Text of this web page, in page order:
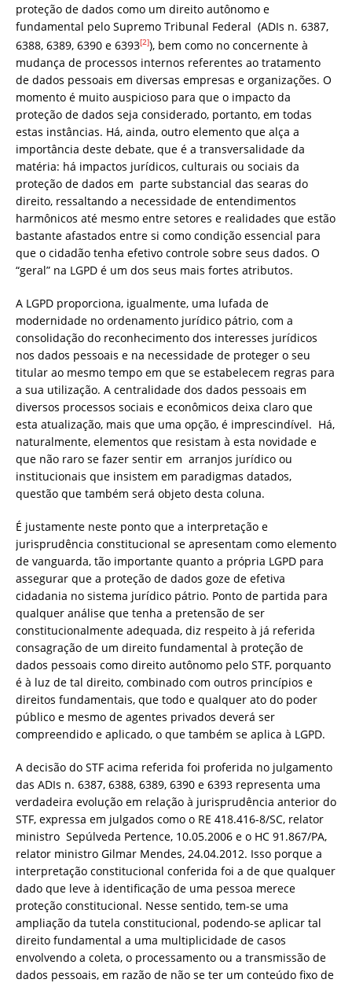
proteção de dados como um direito autônomo e
fundamental pelo Supremo Tribunal Federal (ADIs n. 6387,
6388, 6389, 6390 e 6393[2]), bem como no concernente à
mudança de processos internos referentes ao tratamento
de dados pessoais em diversas empresas e organizações. O
momento é muito auspicioso para que o impacto da
proteção de dados seja considerado, portanto, em todas
estas instâncias. Há, ainda, outro elemento que alça a
importância deste debate, que é a transversalidade da
matéria: há impactos jurídicos, culturais ou sociais da
proteção de dados em parte substancial das searas do
direito, ressaltando a necessidade de entendimentos
harmônicos até mesmo entre setores e realidades que estão
bastante afastados entre si como condição essencial para
que o cidadão tenha efetivo controle sobre seus dados. O
“geral” na LGPD é um dos seus mais fortes atributos.
A LGPD proporciona, igualmente, uma lufada de
modernidade no ordenamento jurídico pátrio, com a
consolidação do reconhecimento dos interesses jurídicos
nos dados pessoais e na necessidade de proteger o seu
titular ao mesmo tempo em que se estabelecem regras para
a sua utilização. A centralidade dos dados pessoais em
diversos processos sociais e econômicos deixa claro que
esta atualização, mais que uma opção, é imprescindível. Há,
naturalmente, elementos que resistam à esta novidade e
que não raro se fazer sentir em arranjos jurídico ou
institucionais que insistem em paradigmas datados,
questão que também será objeto desta coluna.
É justamente neste ponto que a interpretação e
jurisprudência constitucional se apresentam como elemento
de vanguarda, tão importante quanto a própria LGPD para
assegurar que a proteção de dados goze de efetiva
cidadania no sistema jurídico pátrio. Ponto de partida para
qualquer análise que tenha a pretensão de ser
constitucionalmente adequada, diz respeito à já referida
consagração de um direito fundamental à proteção de
dados pessoais como direito autônomo pelo STF, porquanto
é à luz de tal direito, combinado com outros princípios e
direitos fundamentais, que todo e qualquer ato do poder
público e mesmo de agentes privados deverá ser
compreendido e aplicado, o que também se aplica à LGPD.
A decisão do STF acima referida foi proferida no julgamento
das ADIs n. 6387, 6388, 6389, 6390 e 6393 representa uma
verdadeira evolução em relação à jurisprudência anterior do
STF, expressa em julgados como o RE 418.416-8/SC, relator
ministro Sepúlveda Pertence, 10.05.2006 e o HC 91.867/PA,
relator ministro Gilmar Mendes, 24.04.2012. Isso porque a
interpretação constitucional conferida foi a de que qualquer
dado que leve à identificação de uma pessoa merece
proteção constitucional. Nesse sentido, tem-se uma
ampliação da tutela constitucional, podendo-se aplicar tal
direito fundamental a uma multiplicidade de casos
envolvendo a coleta, o processamento ou a transmissão de
dados pessoais, em razão de não se ter um conteúdo fixo de